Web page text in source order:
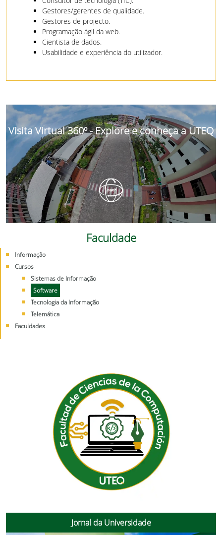
Gestores/gerentes de qualidade.
Gestores de projecto.
Programação ágil da web.
Cientista de dados.
Usabilidade e experiência do utilizador.
Visita Virtual 360º - Explore e conheça a UTEQ
Faculdade
Informação
Cursos
Sistemas de Informação
Software
Tecnologia da Informação
Telemática
Faculdades
Jornal da Universidade